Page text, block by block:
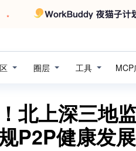
圈层 工具 MCP
北上深三地
P2P健康发展